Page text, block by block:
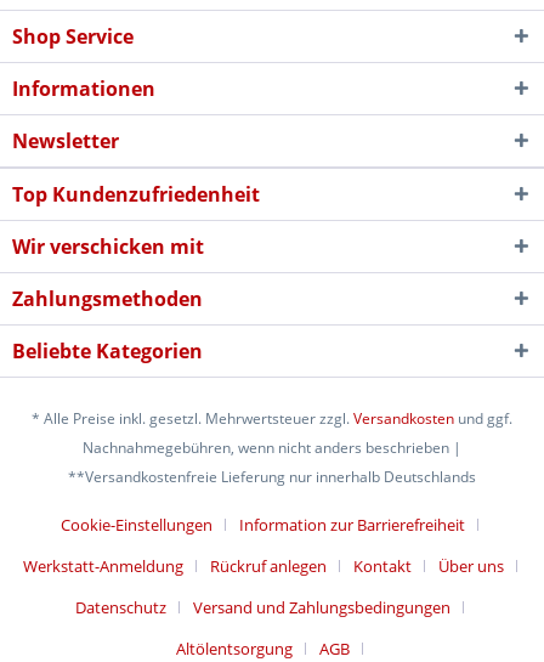
Shop Service
Informationen
Newsletter
Top Kundenzufriedenheit
Wir verschicken mit
Zahlungsmethoden
Beliebte Kategorien
* Alle Preise inkl. gesetzl. Mehrwertsteuer zzgl.Versandkosten und ggf.
Nachnahmegebühren, wenn nicht anders beschrieben |
**Versandkostenfreie Lieferung nur innerhalb Deutschlands
Cookie-Einstellungen
Information zur Barrierefreiheit
Werkstatt-Anmeldung
Rückruf anlegen Kontakt
Über uns
Datenschutz
Versand und Zahlungsbedingungen
Altölentsorgung
AGB